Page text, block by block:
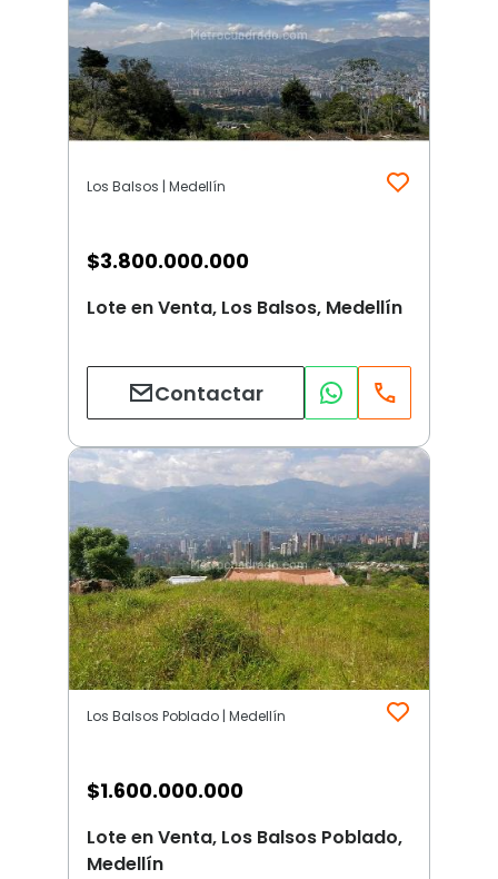
Los Balsos | Medellín
$3.800.000.000
Lote en Venta, Los Balsos, Medellín
Contactar
Los Balsos Poblado | Medellín
$1.600.000.000
Lote en Venta, Los Balsos Poblado,
Medellín